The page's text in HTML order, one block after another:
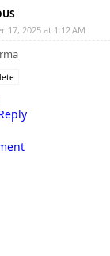
17, 2025 at 1:12 AM